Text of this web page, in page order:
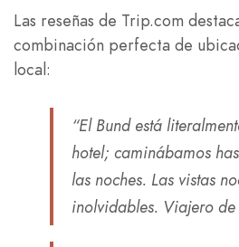
Las reseñas de Trip.com
combinación perfecta de
local:
“El Bund está
hotel; caminábamos
las noches. Las vistas
inolvidables. Viajero